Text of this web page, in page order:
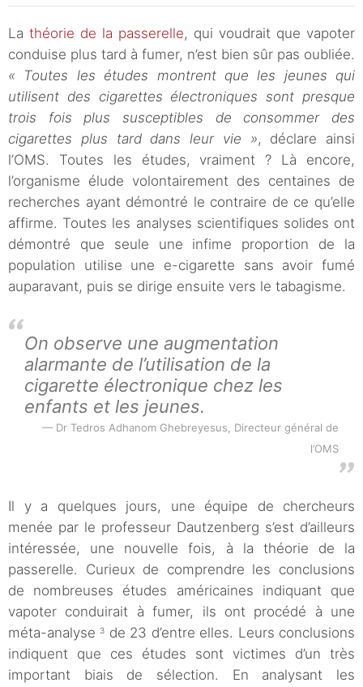
La théorie de la passerelle, qui voudrait que vapoter
conduise plus tard à fumer, n’est bien sûr pas oubliée.
« Toutes les études montrent que les jeunes qui
utilisent des cigarettes électroniques sont presque
trois fois plus susceptibles de consommer des
cigarettes plus tard dans leur vie », déclare ainsi
l’OMS. Toutes les études, vraiment ? Là encore,
l’organisme élude volontairement des centaines de
recherches ayant démontré le contraire de ce qu’elle
affirme. Toutes les analyses scientifiques solides ont
démontré que seule une infime proportion de la
population utilise une e-cigarette sans avoir fumé
auparavant, puis se dirige ensuite vers le tabagisme.
On observe une augmentation
alarmante de l’utilisation de la
cigarette électronique chez les
enfants et les jeunes.
Dr Tedros Adhanom Ghebreyesus, Directeur général de
l’OMS
Il y a quelques jours, une équipe de chercheurs
menée par le professeur Dautzenberg s’est d’ailleurs
intéressée, une nouvelle fois, à la théorie de la
passerelle. Curieux de comprendre les conclusions
de nombreuses études américaines indiquant que
vapoter conduirait à fumer, ils ont procédé à une
méta-analyse 3 de 23 d’entre elles. Leurs conclusions
indiquent que ces études sont victimes d’un très
important biais de sélection. En analysant les